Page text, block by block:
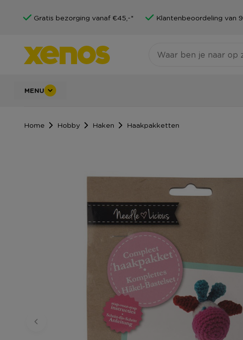
Gratis bezorging vanaf €45,-* Klantenbeoordeling van 9
MENU
Home Hobby Haken Haakpakketten